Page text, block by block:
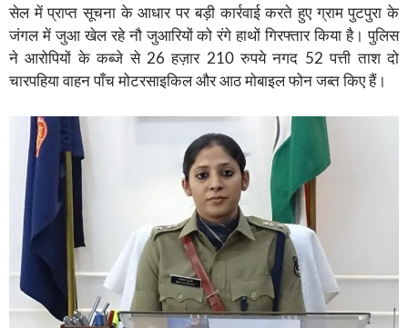
सेल में प्राप्त सूचना के आधार पर बड़ी कार्रवाई करते हुए ग्राम पुटपुरा के
जंगल में जुआ खेल रहे नौ जुआरियों को रंगे हाथों गिरफ्तार किया है। पुलिस
ने आरोपियों के कब्जे से 26 हज़ार 210 रुपये नगद 52 पत्ती ताश दो
चारपहिया वाहन पाँच मोटरसाइकिल और आठ मोबाइल फोन जब्त किए हैं।